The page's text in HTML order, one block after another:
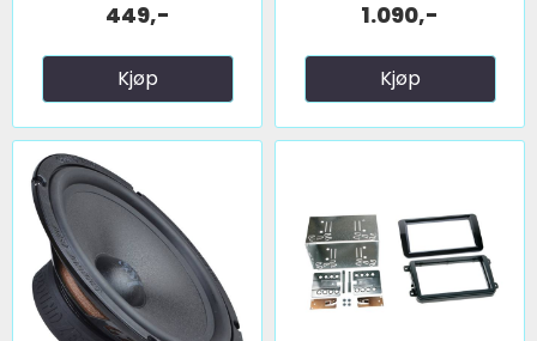
(FM) 2 x fakra ...
449,-
Kjøp
...
1.090,-
Kjøp